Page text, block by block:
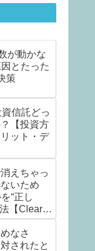
が動かな
とたった
策
信託どっ
【投資方
ット・デ
えちゃっ
いため
“正し
【Clear /
なさ
されたと